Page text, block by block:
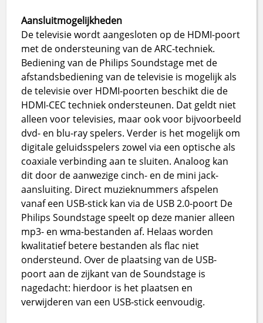
Aansluitmogelijkheden
De televisie wordt aangesloten op de HDMI-poort
met de ondersteuning van de ARC-techniek.
Bediening van de Philips Soundstage met de
afstandsbediening van de televisie is mogelijk als
de televisie over HDMI-poorten beschikt die de
HDMI-CEC techniek ondersteunen. Dat geldt niet
alleen voor televisies, maar ook voor bijvoorbeeld
dvd- en blu-ray spelers. Verder is het mogelijk om
digitale geluidsspelers zowel via een optische als
coaxiale verbinding aan te sluiten. Analoog kan
dit door de aanwezige cinch- en de mini jack-
aansluiting. Direct muzieknummers afspelen
vanaf een USB-stick kan via de USB 2.0-poort De
Philips Soundstage speelt op deze manier alleen
mp3- en wma-bestanden af. Helaas worden
kwalitatief betere bestanden als flac niet
ondersteund. Over de plaatsing van de USB-
poort aan de zijkant van de Soundstage is
nagedacht: hierdoor is het plaatsen en
verwijderen van een USB-stick eenvoudig.